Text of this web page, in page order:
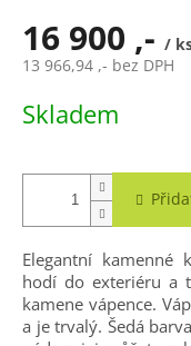
16 900 ,- /
13 966,94 ,- bez DPH
cena:
Skladem
Elegantní
hodí do exteriéru a
kamene vápence.
a je trvalý. Šedá